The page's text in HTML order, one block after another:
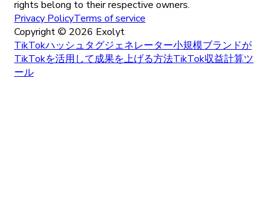
rights belong to their respective owners.
Privacy PolicyTerms of service
Copyright © 2026 Exolyt
TikTokハッシュタグジェネレーター小規模ブランドが
TikTokを活用して成果を上げる方法TikTok収益計算ツ
ール